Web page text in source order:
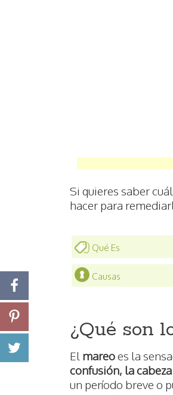
Si quieres saber
hacer para
Qué Es
Causas
¿Qué son
El mareoes la
confusión, la
un período breve o